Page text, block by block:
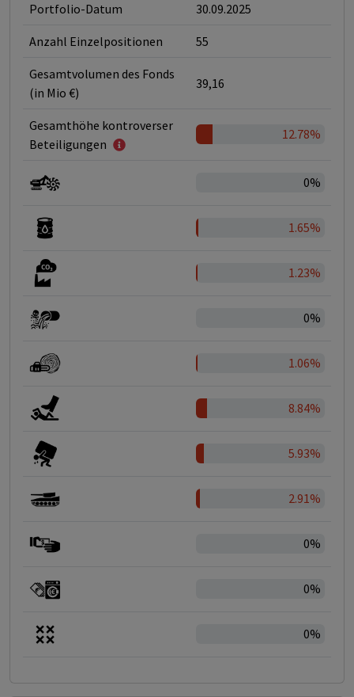
Portfolio-Datum 30.09.2025
Anzahl Einzelpositionen 55
Gesamtvolumen des Fonds
(in Mio €)
39,16
Gesamthöhe kontroverser
Beteiligungen
12.78%
0%
1.65%
1.23%
0%
1.06%
8.84%
5.93%
2.91%
0%
0%
0%